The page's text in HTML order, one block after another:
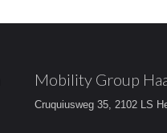
Mobility Group
Cruquiusweg 35, 2102 LS